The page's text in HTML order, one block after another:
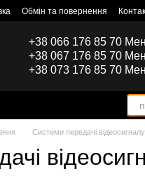
Обмін та повернення
+38 066 176 85 70
+38 067 176 85 70
+38 073 176 85 70
Системи передачі